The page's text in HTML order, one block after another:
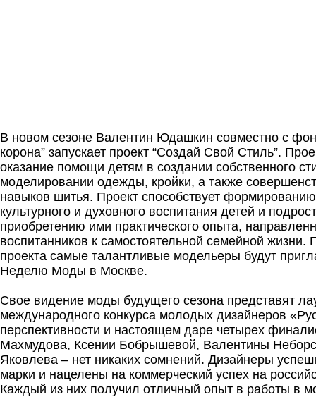
В новом сезоне Валентин Юдашкин совместно с
корона” запускает проект “Создай Свой Стиль”.
оказание помощи детям в создании собственного
моделировании одежды, кройки, а также
навыков шитья. Проект способствует формированию
культурного и духовного воспитания детей и
приобретению ими практического опыта,
воспитанников к самостоятельной семейной жизни.
проекта самые талантливые модельеры будут
Неделю Моды в Москве.
Cвое видение моды будущего сезона представят
международного конкурса молодых дизайнеров
перспективности и настоящем даре четырех
Махмудова, Ксении Бобрышевой, Валентины
Яковлева – нет никаких сомнений. Дизайнеры
марки и нацелены на коммерческий успех на
Каждый из них получил отличный опыт в работы в